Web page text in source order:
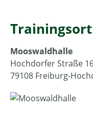
Trainingsort
Mooswaldhalle
Hochdorfer Straße
79108 Freiburg-